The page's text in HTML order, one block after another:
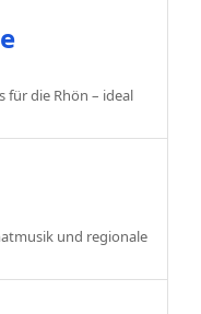
für die Rhön – ideal
und regionale